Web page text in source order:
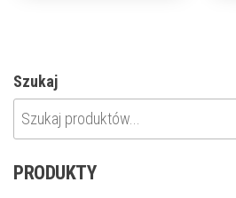
Szukaj
PRODUKTY